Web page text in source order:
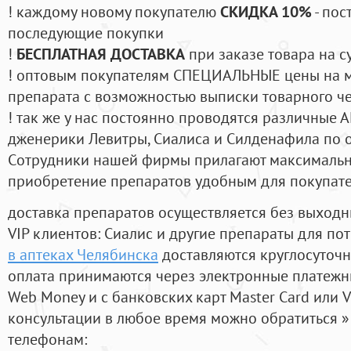
! каждому новому покупателюСКИДКА 10%-
последующие покупки
! БЕСПЛАТНАЯ ДОСТАВКА при заказе товара на
! оптовым покупателям СПЕЦИАЛЬНЫЕ цены на
препарата с возможностью выписки товарного
! так же у нас постоянно проводятся
дженерики Левитры, Сиалиса и Силденафила по
Cотрудники нашей фирмы прилагают
приобретение препаратов удобным для
доставка препаратов осуществляется без
VIP клиентов: Сиалис и другие препараты для
в аптеках Челябинска доставляются
оплата принимаются через электронные
Web Money и с банковских карт Master Card или
консультации в любое время можно обратиться
телефонам: